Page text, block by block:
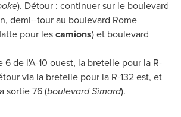
). Détour : continuer sur le boulevard
demi--tour au boulevard Rome
pour lescamions) et boulevard
6 de l'A-10 ouest, la bretelle pour la R-
via la bretelle pour la R-132 est, et
sortie 76 (boulevard Simard).